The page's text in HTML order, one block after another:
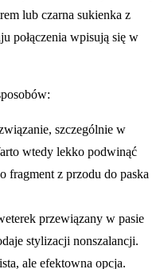
lub czarna sukienka z
połączenia wpisują się w
szczególnie w
wtedy lekko podwinąć
fragment z przodu do paska
przewiązany w pasie
stylizacji nonszalancji.
ale efektowna opcja.